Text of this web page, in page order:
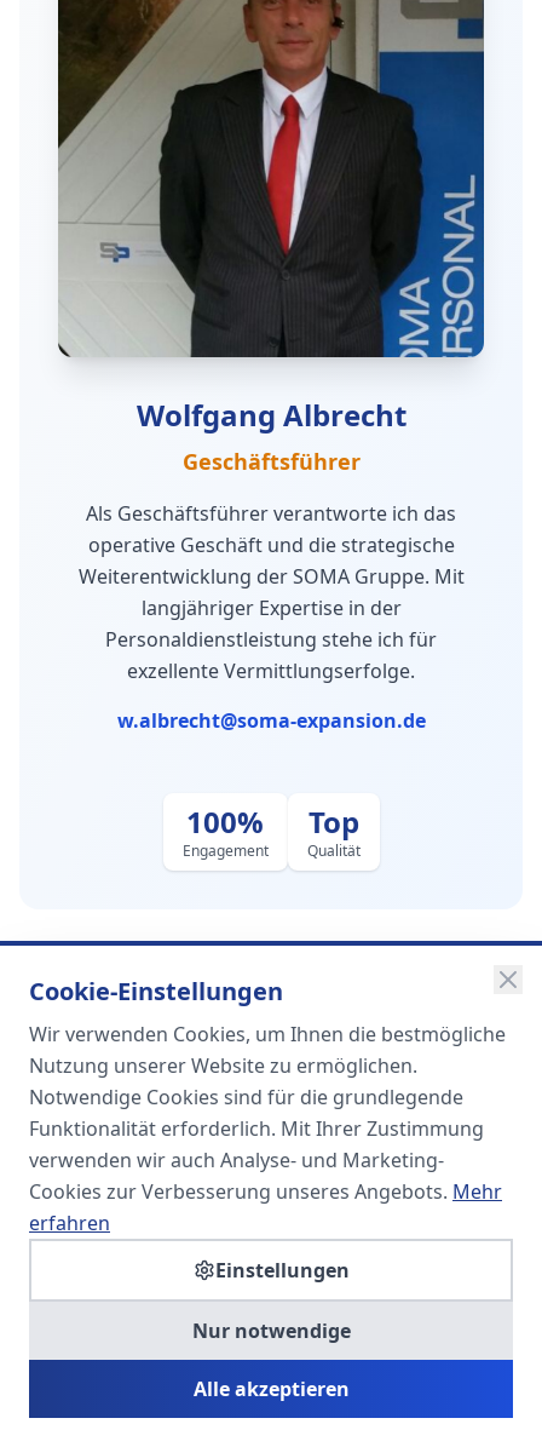
Wolfgang Albrecht
Geschäftsführer
Als Geschäftsführer verantworte ich das
operative Geschäft und die strategische
Weiterentwicklung der SOMA Gruppe. Mit
langjähriger Expertise in der
Personaldienstleistung stehe ich für
exzellente Vermittlungserfolge.
w.albrecht@soma-expansion.de
100%
Engagement
Top
Qualität
SOMA
Unternehmensgruppe
Spezialisiert auf Fach- und
Führungskräfte in der
SOMA HR KONSULT UG
Personalberatung & Executive Search
Cookie-Einstellungen
Wir verwenden Cookies, um Ihnen die bestmögliche
Nutzung unserer Website zu ermöglichen.
Notwendige Cookies sind für die grundlegende
Funktionalität erforderlich. Mit Ihrer Zustimmung
verwenden wir auch Analyse- und Marketing-
Cookies zur Verbesserung unseres Angebots. Mehr
erfahren
Einstellungen
Nur notwendige
Alle akzeptieren